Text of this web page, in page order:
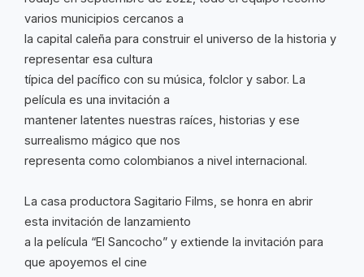
varios municipios cercanos a
la capital caleña para construir el universo de la historia y
representar esa cultura
típica del pacífico con su música, folclor y sabor. La
película es una invitación a
mantener latentes nuestras raíces, historias y ese
surrealismo mágico que nos
representa como colombianos a nivel internacional.
La casa productora Sagitario Films, se honra en abrir
esta invitación de lanzamiento
a la película “El Sancocho” y extiende la invitación para
que apoyemos el cine